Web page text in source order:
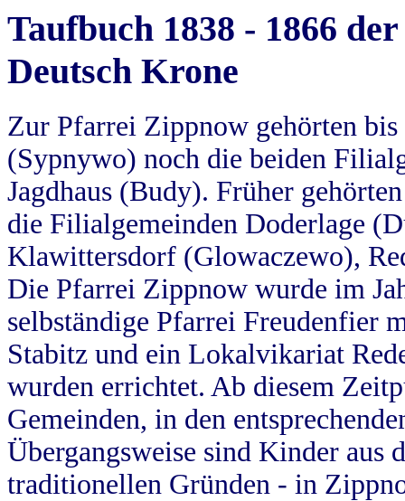
Taufbuch 1838 - 1866
Deutsch Krone
Zur Pfarrei Zippnow gehörten
(Sypnywo) noch die beiden
Jagdhaus (Budy). Früher
die Filialgemeinden Doderlage
Klawittersdorf (Glowaczewo),
Die Pfarrei Zippnow wurde im
selbständige Pfarrei Freudenfier
Stabitz und ein Lokalvikariat
wurden errichtet. Ab diesem
Gemeinden, in den
Übergangsweise sind Kinder aus
traditionellen Gründen - in